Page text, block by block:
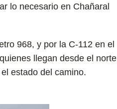
lo necesario en Chañaral
968, y por la C-112 en el
llegan desde el norte
estado del camino.